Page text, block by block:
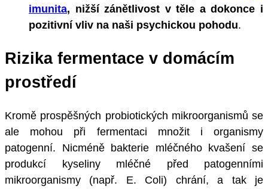
imunita, nižší zánětlivost v těle a dokonce i
pozitivní vliv na naši psychickou pohodu.
Rizika fermentace v domácím
prostředí
Kromě prospěšných probiotických mikroorganismů se
ale mohou při fermentaci množit i organismy
patogenní. Nicméně bakterie mléčného kvašení se
produkcí kyseliny mléčné před patogenními
mikroorganismy (např. E. Coli) chrání, a tak je